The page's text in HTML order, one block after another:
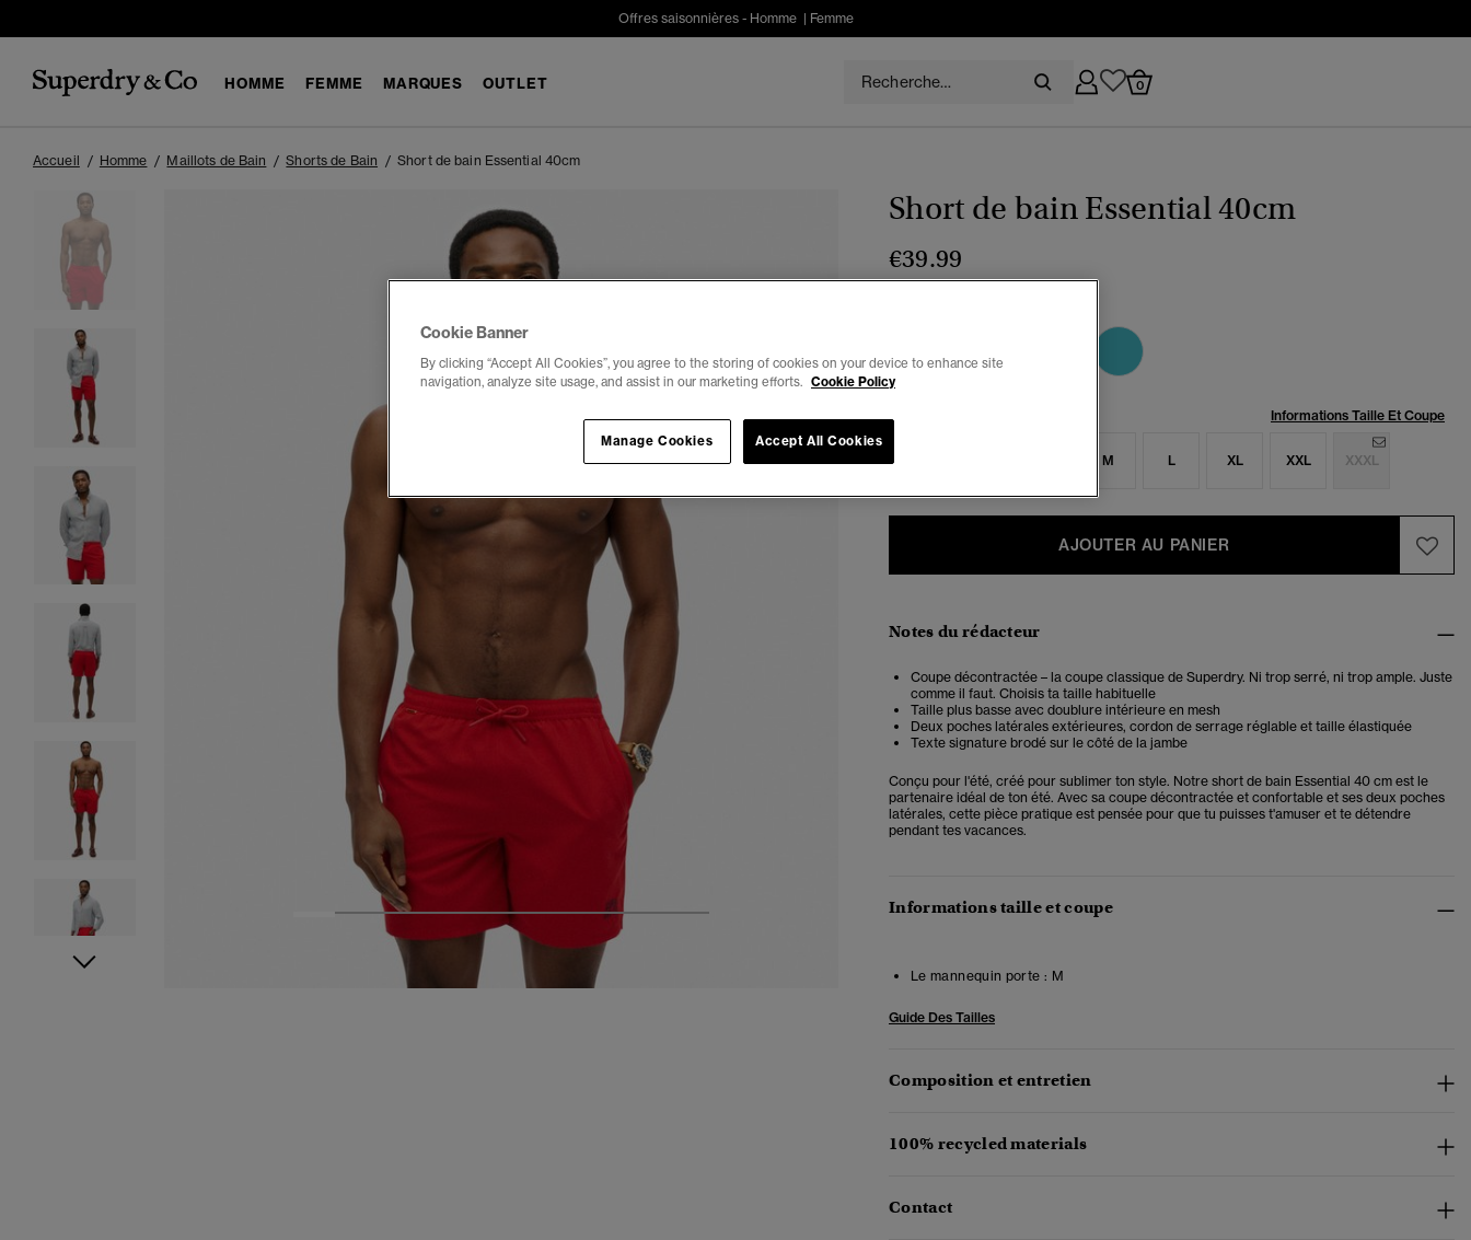
Offres saisonnières - Homme| Femme
HOMME FEMME MARQUES OUTLET 0
Accueil Homme Maillots de Bain Shorts de Bain Short de bain Essential 40cm
5 6
Short de bain Essential 40cm
€39.99
sélectionné
Informations Taille Et Coupe
M L XL XXL XXXL
AJOUTER AU PANIER
Notes du rédacteur
Coupe décontractée – la coupe classique de Superdry. Ni trop serré, ni trop ample. Juste
comme il faut. Choisis ta taille habituelle
Taille plus basse avec doublure intérieure en mesh
Deux poches latérales extérieures, cordon de serrage réglable et taille élastiquée
Texte signature brodé sur le côté de la jambe
Conçu pour l'été, créé pour sublimer ton style. Notre short de bain Essential 40 cm est le
partenaire idéal de ton été. Avec sa coupe décontractée et confortable et ses deux poches
latérales, cette pièce pratique est pensée pour que tu puisses t'amuser et te détendre
pendant tes vacances.
Informations taille et coupe
Le mannequin porte : M
Guide Des Tailles
Composition et entretien
100% recycled materials
Contact
Cookie Banner
By clicking “Accept All Cookies”, you agree to the storing of cookies on your device to enhance site
navigation, analyze site usage, and assist in our marketing efforts. Cookie Policy
Accept All Cookies
Manage Cookies